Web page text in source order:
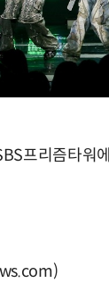
프리즘타워